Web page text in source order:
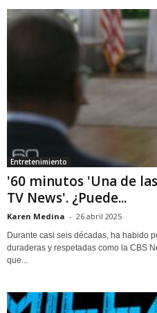
Entretenimiento
'60 minutos 'Una de
TV News'. ¿Puede...
Karen Medina - 26 abril 2025
Durante casi seis décadas, ha habido
duraderas y respetadas como la CBS
que...